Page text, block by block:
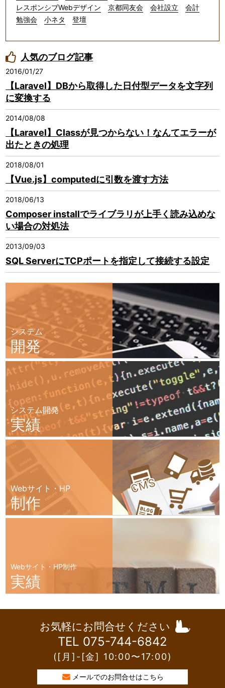
レスポンシブWebデザイン
京都同友会 会社設立
会計
勉強会
小ネタ 登壇
人気のブログ記事
2016/01/27
【Laravel】DBから取得した日付型データを文字列
に変換する
2014/08/08
【Laravel】Classが見つからない！なんてエラーが
出たときの処理
2018/08/01
【Vue.js】computedに引数を渡す方法
2018/06/13
Composer installでライブラリが上手く読み込めな
い場合の対処法
2013/09/03
SQL ServerにTCPポートを指定して接続する設定
システム
開発
システム開発
実績
Webサイト・HP
制作
Webサイト・HP制作
実績
お気軽にお問合せください
TEL 075-744-6842
([月]-[金] 10:00〜17:00)
メールでのお問合せはこちら